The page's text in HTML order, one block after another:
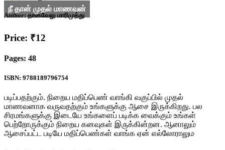
Author: தங்கவேலு மாரிமுத்து
Price: ₹12
Pages: 48
ISBN: 9788189796754
படிப்பதற்கும். நிறைய மதிப்பெண் வாங்கி வகுப்பில் முதல்
மாணவனாக வருவதற்கும் உங்களுக்கு ஆசை இருக்கிறது. பல
சிரமங்களுக்கு இடையே உங்களைப் படிக்க வைக்கும் உங்கள்
பெற்றோருக்கும் நிறைய கனவுகள் இருக்கின்றன. ஆனாலும்
ஆசைப்பட்ட படியே மதிப்பெண்கள் வாங்க ஏன் எல்லோராலும